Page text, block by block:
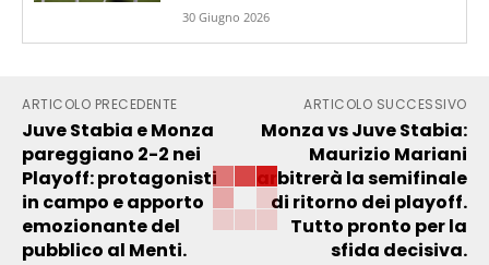
30 Giugno 2026
ARTICOLO PRECEDENTE
Juve Stabia e Monza
pareggiano 2-2 nei
Playoff: protagonisti
in campo e apporto
emozionante del
pubblico al Menti.
ARTICOLO SUCCESSIVO
Monza vs Juve Stabia:
Maurizio Mariani
arbitrerà la semifinale
di ritorno dei playoff.
Tutto pronto per la
sfida decisiva.